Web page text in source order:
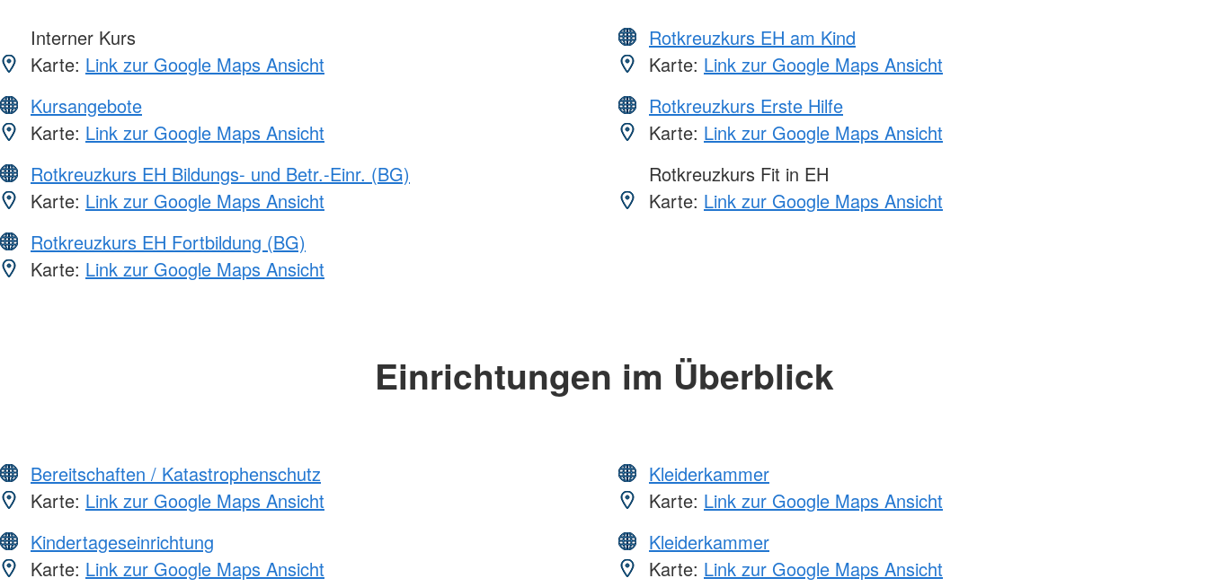
Interner Kurs
Karte: Link zur Google Maps Ansicht
Kursangebote
Karte: Link zur Google Maps Ansicht
Rotkreuzkurs EH Bildungs- und Betr.-Einr. (BG)
Karte: Link zur Google Maps Ansicht
Rotkreuzkurs EH Fortbildung (BG)
Karte: Link zur Google Maps Ansicht
Rotkreuzkurs EH am Kind
Karte: Link zur Google Maps Ansicht
Rotkreuzkurs Erste Hilfe
Karte: Link zur Google Maps Ansicht
Rotkreuzkurs Fit in EH
Karte: Link zur Google Maps Ansicht
Einrichtungen im Überblick
Bereitschaften / Katastrophenschutz
Karte: Link zur Google Maps Ansicht
Kindertageseinrichtung
Karte: Link zur Google Maps Ansicht
Kleiderkammer
Karte: Link zur Google Maps Ansicht
Kleiderkammer
Karte: Link zur Google Maps Ansicht